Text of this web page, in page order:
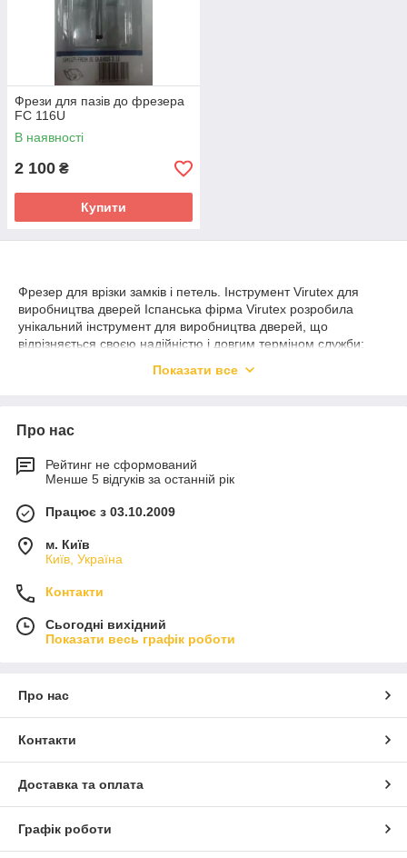
Фрези для пазів до фрезера
FC 116U
В наявності
2 100 ₴
Купити
Фрезер для врізки замків і петель. Інструмент Virutex для
виробництва дверей Іспанська фірма Virutex розробила
унікальний інструмент для виробництва дверей, що
відрізняється своєю надійністю і довгим терміном служби:
FC116U - пазувальний фрезер для врізки дверних
врізки петель в полотна і коробки дерев'яних дверей.
За допомогою даного фрезера врізати петлі і іншу
Модель фрезера FR129VB комплектується
шаблоном для установки прихованих петель. Шаблон
виготовляється за індивідуальними розмірами
У розділі представлені фрези для пазів до Фрезера FC116U,
FR129N.
Показати все
Про нас
Рейтинг не сформований
Менше 5 відгуків за останній рік
Працює з 03.10.2009
м. Київ
Київ, Україна
Контакти
Сьогодні вихідний
Показати весь графік роботи
Про нас
Контакти
Доставка та оплата
Графік роботи